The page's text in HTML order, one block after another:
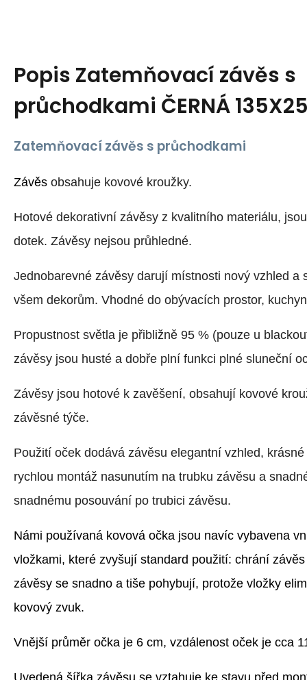
Popis Zatemňovací závěs s
průchodkami ČERNÁ
Zatemňovací závěs s průchodkami
Závěs obsahuje kovové kroužky.
Hotové dekorativní závěsy z kvalitního materiálu,
dotek. Závěsy nejsou průhledné.
Jednobarevné závěsy darují místnosti nový vzhled a
všem dekorům. Vhodné do obývacích prostor,
Propustnost světla je přibližně 95 % (pouze u
závěsy jsou husté a dobře plní funkci plné sluneční
Závěsy jsou hotové k zavěšení, obsahují kovové
závěsné týče.
Použití oček dodává závěsu elegantní vzhled,
rychlou montáž nasunutím na trubku závěsu a
snadnému posouvání po trubici závěsu.
Námi používaná kovová očka jsou navíc vybavena
vložkami, které zvyšují standard použití: chrání
závěsy se snadno a tiše pohybují, protože vložky
kovový zvuk.
Vnější průměr očka je 6 cm, vzdálenost oček je cca